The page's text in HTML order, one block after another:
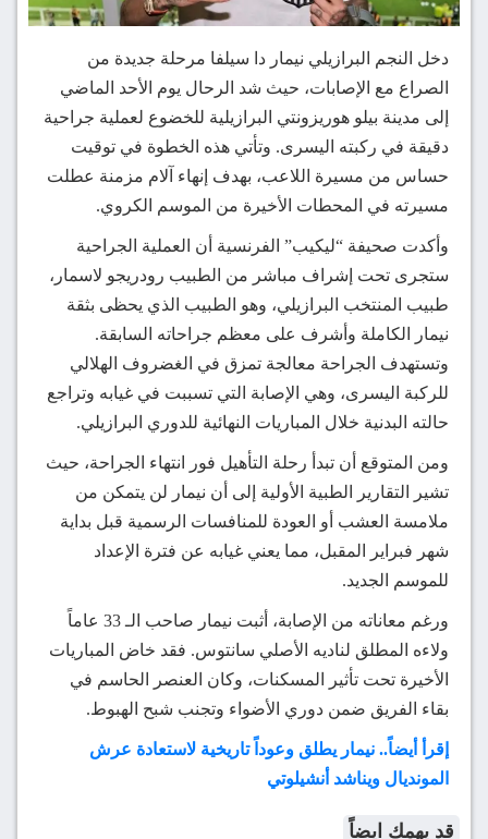
دخل النجم البرازيلي نيمار دا سيلفا مرحلة جديدة من
الصراع مع الإصابات، حيث شد الرحال يوم الأحد الماضي
إلى مدينة بيلو هوريزونتي البرازيلية للخضوع لعملية جراحية
دقيقة في ركبته اليسرى. وتأتي هذه الخطوة في توقيت
حساس من مسيرة اللاعب، بهدف إنهاء آلام مزمنة عطلت
مسيرته في المحطات الأخيرة من الموسم الكروي.
وأكدت صحيفة “ليكيب” الفرنسية أن العملية الجراحية
ستجرى تحت إشراف مباشر من الطبيب رودريجو لاسمار،
طبيب المنتخب البرازيلي، وهو الطبيب الذي يحظى بثقة
نيمار الكاملة وأشرف على معظم جراحاته السابقة.
وتستهدف الجراحة معالجة تمزق في الغضروف الهلالي
للركبة اليسرى، وهي الإصابة التي تسببت في غيابه وتراجع
حالته البدنية خلال المباريات النهائية للدوري البرازيلي.
ومن المتوقع أن تبدأ رحلة التأهيل فور انتهاء الجراحة، حيث
تشير التقارير الطبية الأولية إلى أن نيمار لن يتمكن من
ملامسة العشب أو العودة للمنافسات الرسمية قبل بداية
شهر فبراير المقبل، مما يعني غيابه عن فترة الإعداد
للموسم الجديد.
ورغم معاناته من الإصابة، أثبت نيمار صاحب الـ 33 عاماً
ولاءه المطلق لناديه الأصلي سانتوس. فقد خاض المباريات
الأخيرة تحت تأثير المسكنات، وكان العنصر الحاسم في
بقاء الفريق ضمن دوري الأضواء وتجنب شبح الهبوط.
إقرأ أيضاً.. نيمار يطلق وعوداً تاريخية لاستعادة عرش
المونديال ويناشد أنشيلوتي
قد يهمك ايضاً